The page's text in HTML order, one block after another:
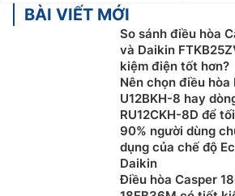
BÀI VIẾT MỚI
So sánh điều hòa
và Daikin
kiệm điện tốt hơn?
Nên chọn điều hòa
U12BKH-8 hay
RU12CKH-8D để
90% người dùng
dụng của chế độ
Daikin
Điều hòa Casper